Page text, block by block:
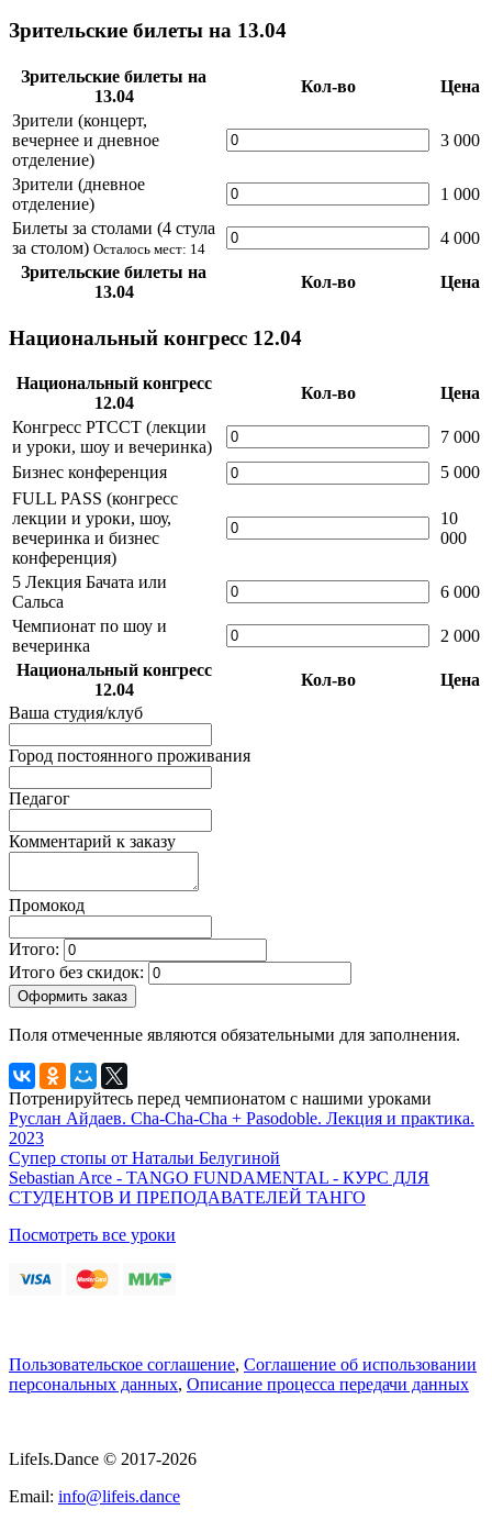
Зрительские билеты на 13.04
Зрительские билеты на
13.04
Кол-во
Цена
Зрители (концерт,
вечернее и дневное
отделение)
3 000
Зрители (дневное
отделение)
1 000
Билеты за столами (4 стула
за столом) Осталось мест: 14
4 000
Зрительские билеты на
13.04
Кол-во Цена
Национальный конгресс 12.04
Национальный конгресс
12.04
Кол-во
Цена
Конгресс РТССТ (лекции
и уроки, шоу и вечеринка)
7 000
Бизнес конференция
5 000
FULL PASS (конгресс
лекции и уроки, шоу,
вечеринка и бизнес
конференция)
10
000
5 Лекция Бачата или
Сальса
6 000
Чемпионат по шоу и
вечеринка
2 000
Национальный конгресс
12.04
Кол-во
Цена
Ваша студия/клуб
Город постоянного проживания
Педагог
Комментарий к заказу
Промокод
Итого:
Итого без скидок:
Оформить заказ
Поля отмеченные являются обязательными для заполнения.
Потренируйтесь перед чемпионатом с нашими уроками
Руслан Айдаев. Cha-Cha-Cha + Pasodoble. Лекция и практика.
2023
Супер стопы от Натальи Белугиной
Sebastian Arce - TANGO FUNDAMENTAL - КУРС ДЛЯ
СТУДЕНТОВ И ПРЕПОДАВАТЕЛЕЙ ТАНГО
Посмотреть все уроки
Пользовательское соглашение, Соглашение об использовании
персональных данных, Описание процесса передачи данных
LifeIs.Dance © 2017-2026
Email: info@lifeis.dance